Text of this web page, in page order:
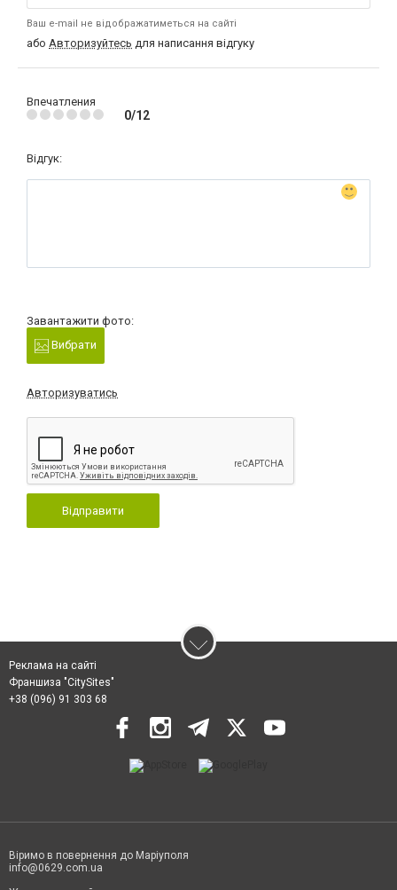
Ваш e-mail не відображатиметься на сайті
або Авторизуйтесь для написання відгуку
Впечатления
0/12
Відгук:
Завантажити фото:
Вибрати
Авторизуватись
Відправити
Реклама на сайті
Франшиза "CitySites"
+38 (096) 91 303 68
Віримо в повернення до Маріуполя
info@0629.com.ua